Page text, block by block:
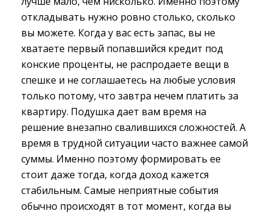
откладывать нужно ровно столько, сколько
вы можете. Когда у вас есть запас, вы не
хватаете первый попавшийся кредит под
конские проценты, не распродаете вещи в
спешке и не соглашаетесь на любые условия
только потому, что завтра нечем платить за
квартиру. Подушка дает вам время на
решение внезапно свалившихся сложностей. А
время в трудной ситуации часто важнее самой
суммы. Именно поэтому формировать ее
стоит даже тогда, когда доход кажется
стабильным. Самые неприятные события
обычно происходят в тот момент, когда вы